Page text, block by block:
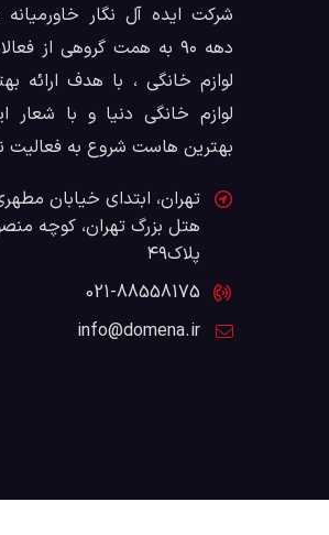
شرکت ایده آل نگار
دهه ۹۰ به همت گروهی از
لوازم خانگی ، با هدف ارائه
لوازم خانگی دنیا و با شعار
بهترین هاست شروع به فعالیت
تهران، ابتدای خیابان
هتل بزرگ تهران، کوچه
پلاک۴۹
021-88558175
info@domena.ir